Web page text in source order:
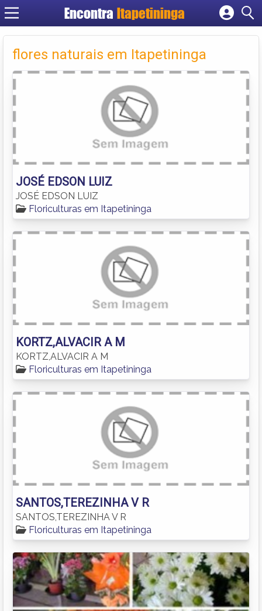
Encontra Itapetininga
Cadastrar empresa
Criar conta
flores naturais em Itapetininga
JOSÉ EDSON LUIZ
JOSÉ EDSON LUIZ
Floriculturas em Itapetininga
KORTZ,ALVACIR A M
KORTZ,ALVACIR A M
Floriculturas em Itapetininga
SANTOS,TEREZINHA V R
SANTOS,TEREZINHA V R
Floriculturas em Itapetininga